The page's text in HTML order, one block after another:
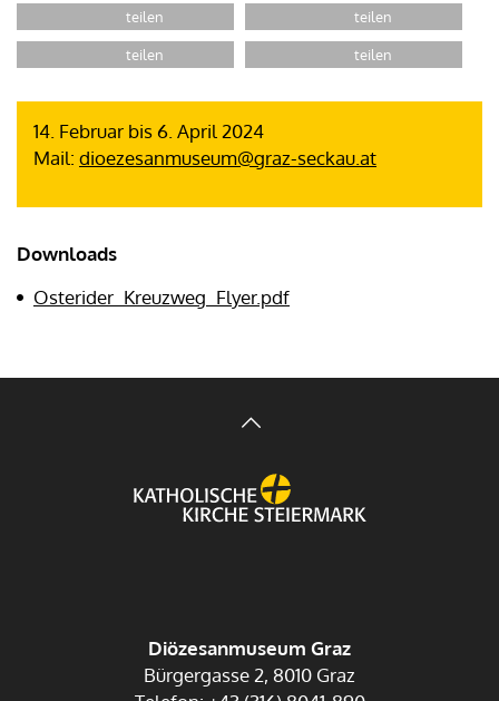
14. Februar bis 6. April 2024
Mail: dioezesanmuseum@graz-seckau.at
Downloads
Osterider_Kreuzweg_Flyer.pdf
Diözesanmuseum Graz
Bürgergasse 2, 8010 Graz